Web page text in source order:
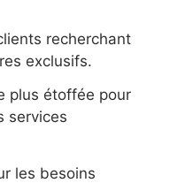
recherchant
exclusifs.
plus étoffée pour
services
les besoins